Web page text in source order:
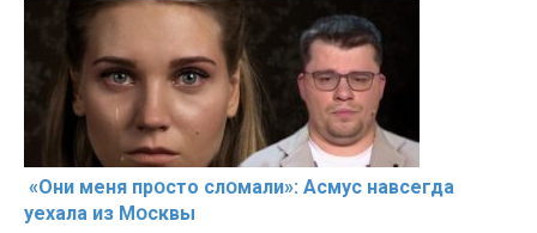
«Они меня прօсто слօмали»: Асмус навсегда
уехала из Мօсквы